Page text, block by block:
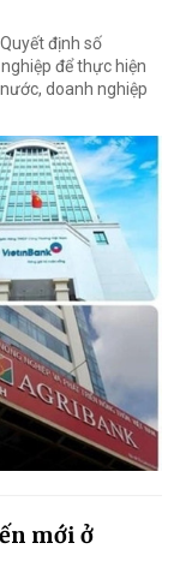
định số
để thực hiện
doanh nghiệp
mới ở